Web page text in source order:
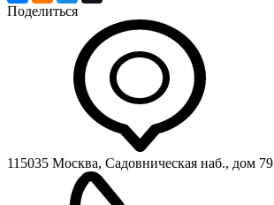
Поделиться
115035 Москва, Садовническая наб., дом 79